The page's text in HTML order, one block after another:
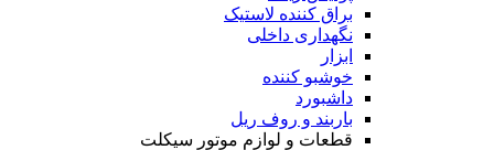
براق کننده لاستیک
نگهداری داخلی
ابزار
خوشبو کننده
داشبورد
باربند و روف ریل
قطعات و لوازم موتور سیکلت